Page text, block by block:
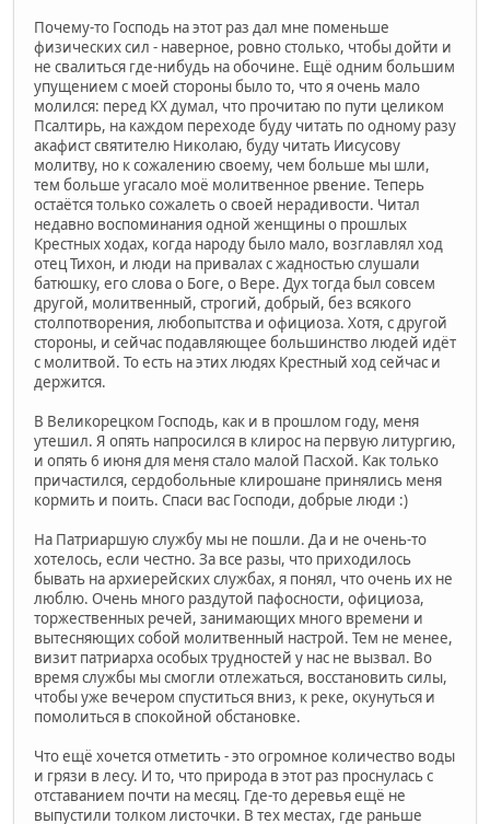
Почему-то Господь на этот раз дал мне поменьше
физических сил - наверное, ровно столько, чтобы дойти и
не свалиться где-нибудь на обочине. Ещё одним большим
упущением с моей стороны было то, что я очень мало
молился: перед КХ думал, что прочитаю по пути целиком
Псалтирь, на каждом переходе буду читать по одному разу
акафист святителю Николаю, буду читать Иисусову
молитву, но к сожалению своему, чем больше мы шли,
тем больше угасало моё молитвенное рвение. Теперь
остаётся только сожалеть о своей нерадивости. Читал
недавно воспоминания одной женщины о прошлых
Крестных ходах, когда народу было мало, возглавлял ход
отец Тихон, и люди на привалах с жадностью слушали
батюшку, его слова о Боге, о Вере. Дух тогда был совсем
другой, молитвенный, строгий, добрый, без всякого
столпотворения, любопытства и официоза. Хотя, с другой
стороны, и сейчас подавляющее большинство людей идёт
с молитвой. То есть на этих людях Крестный ход сейчас и
держится.
В Великорецком Господь, как и в прошлом году, меня
утешил. Я опять напросился в клирос на первую литургию,
и опять 6 июня для меня стало малой Пасхой. Как только
причастился, сердобольные клирошане принялись меня
кормить и поить. Спаси вас Господи, добрые люди :)
На Патриаршую службу мы не пошли. Да и не очень-то
хотелось, если честно. За все разы, что приходилось
бывать на архиерейских службах, я понял, что очень их не
люблю. Очень много раздутой пафосности, официоза,
торжественных речей, занимающих много времени и
вытесняющих собой молитвенный настрой. Тем не менее,
визит патриарха особых трудностей у нас не вызвал. Во
время службы мы смогли отлежаться, восстановить силы,
чтобы уже вечером спуститься вниз, к реке, окунуться и
помолиться в спокойной обстановке.
Что ещё хочется отметить - это огромное количество воды
и грязи в лесу. И то, что природа в этот раз проснулась с
отставанием почти на месяц. Где-то деревья ещё не
выпустили толком листочки. В тех местах, где раньше